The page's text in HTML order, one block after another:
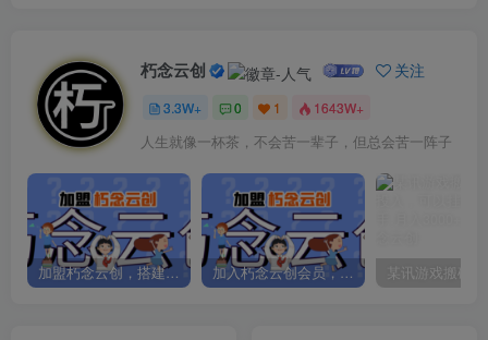
朽念云创 关注
3.3W+ 0 1 1643W+
人生就像一杯茶，不会苦一辈子，但总会苦一阵子
加盟朽念云创，搭建同款项目资源站，实现日入2000+ 加入朽念云创会员，全站资源免费学习。